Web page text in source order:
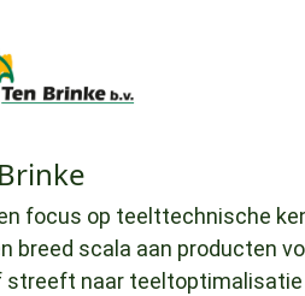
focus op teelttechnische
breed scala aan producten
streeft naar teeltoptimalisatie